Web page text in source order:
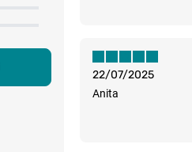
22/07/2025
Anita